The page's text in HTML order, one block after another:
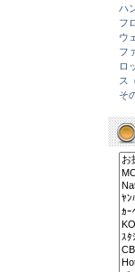
ハ
フ
ウ
フ
ロ
ス
そ